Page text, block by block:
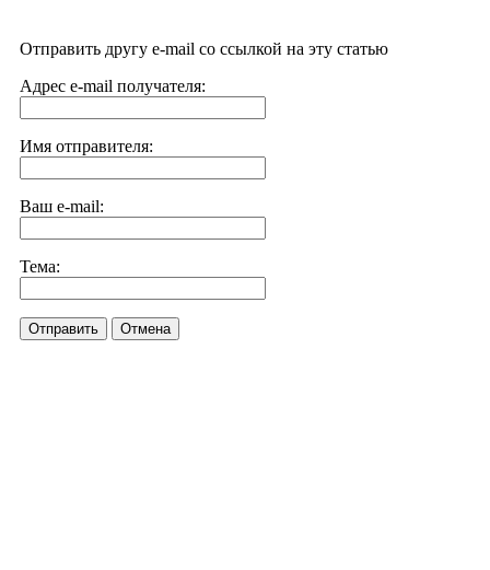
Отправить другу e-mail со ссылкой на эту статью
Адрес e-mail получателя:
Имя отправителя:
Ваш e-mail:
Тема:
Отправить Отмена